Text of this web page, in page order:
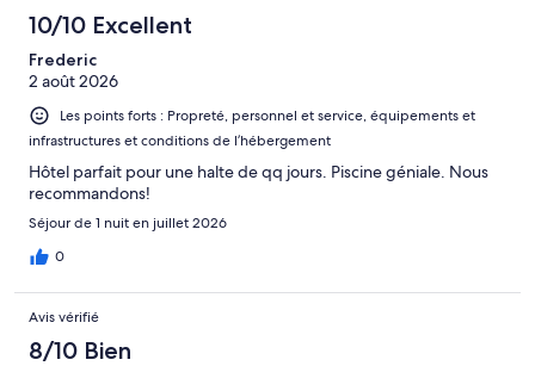
10/10 Excellent
Frederic
2 août 2026
Les points forts : Propreté, personnel et service, équipements et
infrastructures et conditions de l’hébergement
Hôtel parfait pour une halte de qq jours. Piscine géniale. Nous
recommandons!
Séjour de 1 nuit en juillet 2026
0
Avis vérifié
8/10 Bien